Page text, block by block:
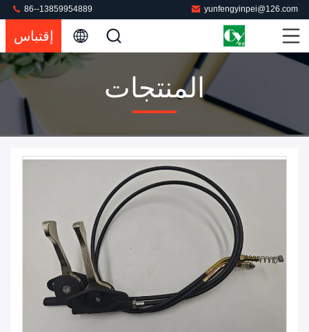
yunfengyinpei@126.com
86--13859954889
إقتباس
المنتجات